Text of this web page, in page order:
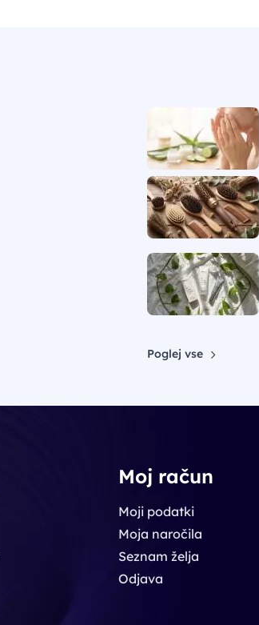
Poglej vse
Moj račun
Moji podatki
Moja naročila
Seznam želja
Odjava